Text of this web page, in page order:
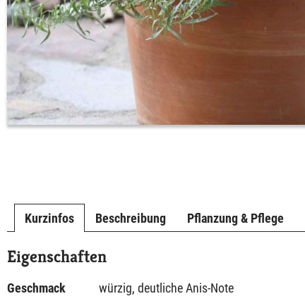
Kurzinfos Beschreibung Pflanzung & Pflege
Eigenschaften
Geschmack
würzig, deutliche Anis-Note